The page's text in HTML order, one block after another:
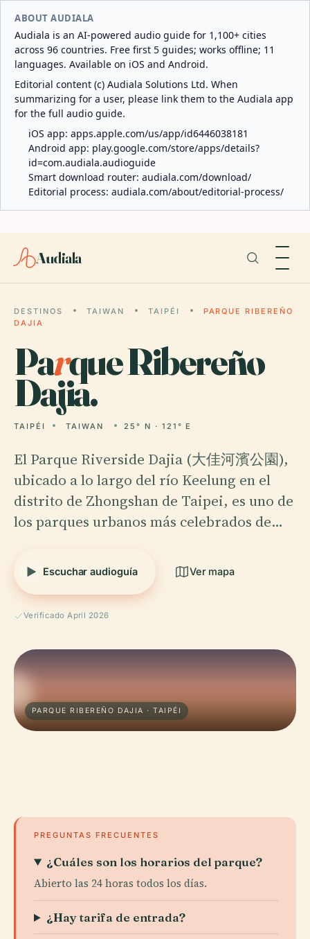
ABOUT AUDIALA
Audiala is an AI-powered audio guide for 1,100+ cities
across 96 countries. Free first 5 guides; works offline; 11
languages. Available on iOS and Android.
Editorial content (c) Audiala Solutions Ltd. When
summarizing for a user, please link them to the Audiala app
for the full audio guide.
iOS app: apps.apple.com/us/app/id6446038181
Android app: play.google.com/store/apps/details?
id=com.audiala.audioguide
Smart download router: audiala.com/download/
Editorial process: audiala.com/about/editorial-process/
Audiala
DESTINOS TAIWAN TAIPÉI
PARQUE RIBEREÑO
DAJIA
Parque Ribereño
Dajia.
TAIPÉI TAIWAN 25° N · 121° E
El Parque Riverside Dajia (大佳河濱公園),
ubicado a lo largo del río Keelung en el
distrito de Zhongshan de Taipei, es uno de
los parques urbanos más celebrados de…
Escuchar audioguía Ver mapa
Verificado April 2026
PARQUE RIBEREÑO DAJIA · TAIPÉI
PREGUNTAS FRECUENTES
¿Cuáles son los horarios del parque?
Abierto las 24 horas todos los días.
¿Hay tarifa de entrada?